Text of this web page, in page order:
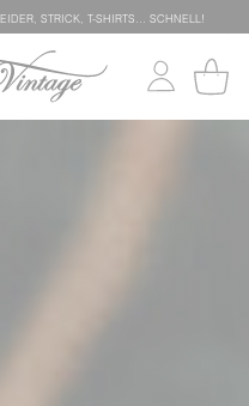
STRICK, T-SHIRTS… SCHNELL!